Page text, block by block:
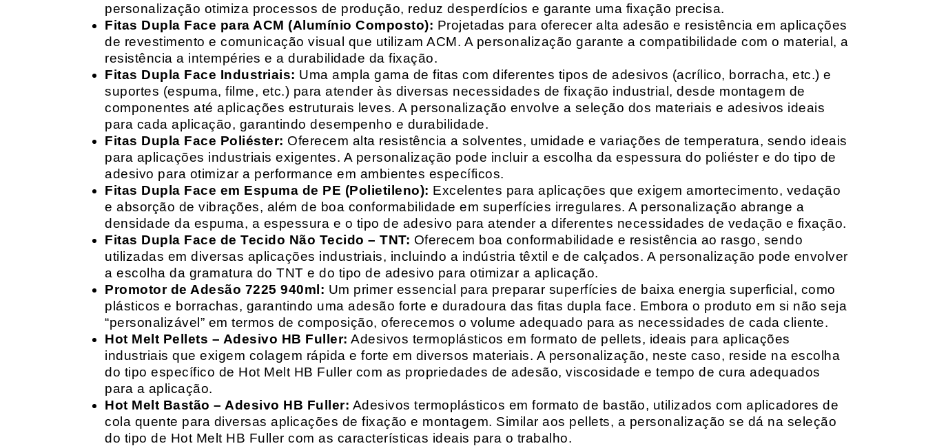
personalização otimiza processos de produção, reduz desperdícios e garante uma fixação precisa.
Fitas Dupla Face para ACM (Alumínio Composto): Projetadas para oferecer alta adesão e resistência em aplicações
de revestimento e comunicação visual que utilizam ACM. A personalização garante a compatibilidade com o material, a
resistência a intempéries e a durabilidade da fixação.
Fitas Dupla Face Industriais: Uma ampla gama de fitas com diferentes tipos de adesivos (acrílico, borracha, etc.) e
suportes (espuma, filme, etc.) para atender às diversas necessidades de fixação industrial, desde montagem de
componentes até aplicações estruturais leves. A personalização envolve a seleção dos materiais e adesivos ideais
para cada aplicação, garantindo desempenho e durabilidade.
Fitas Dupla Face Poliéster: Oferecem alta resistência a solventes, umidade e variações de temperatura, sendo ideais
para aplicações industriais exigentes. A personalização pode incluir a escolha da espessura do poliéster e do tipo de
adesivo para otimizar a performance em ambientes específicos.
Fitas Dupla Face em Espuma de PE (Polietileno): Excelentes para aplicações que exigem amortecimento, vedação
e absorção de vibrações, além de boa conformabilidade em superfícies irregulares. A personalização abrange a
densidade da espuma, a espessura e o tipo de adesivo para atender a diferentes necessidades de vedação e fixação.
Fitas Dupla Face de Tecido Não Tecido – TNT: Oferecem boa conformabilidade e resistência ao rasgo, sendo
utilizadas em diversas aplicações industriais, incluindo a indústria têxtil e de calçados. A personalização pode envolver
a escolha da gramatura do TNT e do tipo de adesivo para otimizar a aplicação.
Promotor de Adesão 7225 940ml: Um primer essencial para preparar superfícies de baixa energia superficial, como
plásticos e borrachas, garantindo uma adesão forte e duradoura das fitas dupla face. Embora o produto em si não seja
“personalizável” em termos de composição, oferecemos o volume adequado para as necessidades de cada cliente.
Hot Melt Pellets – Adesivo HB Fuller: Adesivos termoplásticos em formato de pellets, ideais para aplicações
industriais que exigem colagem rápida e forte em diversos materiais. A personalização, neste caso, reside na escolha
do tipo específico de Hot Melt HB Fuller com as propriedades de adesão, viscosidade e tempo de cura adequados
para a aplicação.
Hot Melt Bastão – Adesivo HB Fuller: Adesivos termoplásticos em formato de bastão, utilizados com aplicadores de
cola quente para diversas aplicações de fixação e montagem. Similar aos pellets, a personalização se dá na seleção
do tipo de Hot Melt HB Fuller com as características ideais para o trabalho.